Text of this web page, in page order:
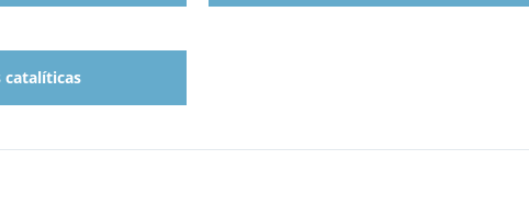
catalíticas